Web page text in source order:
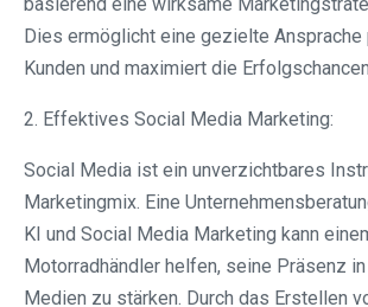
Dies ermöglicht eine gezielte
Kunden und maximiert die
2. Effektives Social Media Marketing:
Social Media ist ein unverzichtbares
Marketingmix. Eine
KI und Social Media Marketing kann
Motorradhändler helfen, seine Präsenz
Medien zu stärken. Durch das Erstellen